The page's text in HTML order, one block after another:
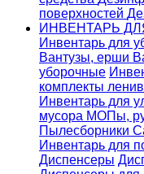
поверхностей
ИНВЕНТАРЬ
Инвентарь для
Вантузы, ерши
уборочные
комплекты
Инвентарь для
мусора МОПы,
Пылесборники
Инвентарь для
Диспенсеры